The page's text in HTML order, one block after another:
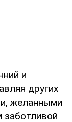
и
других
желанными